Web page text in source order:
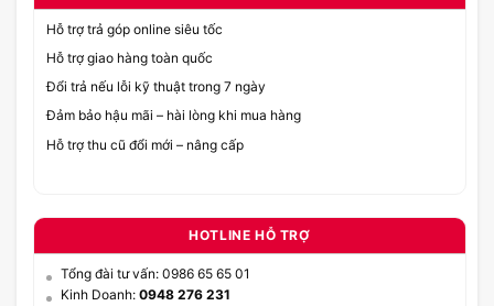
Hỗ trợ trả góp online siêu tốc
Hỗ trợ giao hàng toàn quốc
Đổi trả nếu lỗi kỹ thuật trong 7 ngày
Đảm bảo hậu mãi – hài lòng khi mua hàng
Hỗ trợ thu cũ đổi mới – nâng cấp
HOTLINE HỖ TRỢ
Tổng đài tư vấn: 0986 65 65 01
Kinh Doanh: 0948 276 231